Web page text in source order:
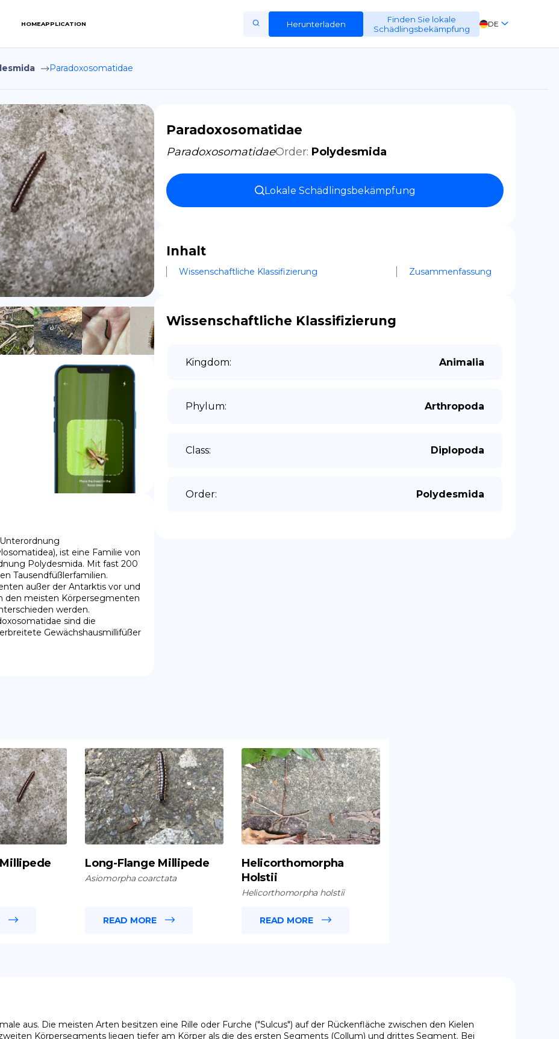
HOMEAPPLICATION Herunterladen
Finden Sie lokale
Schädlingsbekämpfung
DE
EN
Home
Application
Terms of Use
Privacy Policy
DE
EN
FR
ES
Copiright © Niro ID
Paradoxosomatidae
ist eine Familie von
Polydesmida. Mit fast 200
Tausendfüßlerfamilien.
außer der Antarktis vor und
den meisten Körpersegmenten
werden.
sind die
Gewächshausmillifüßer
Paradoxosomatidae
ParadoxosomatidaeOrder: Polydesmida
Lokale Schädlingsbekämpfung
Inhalt
Wissenschaftliche Klassifizierung Zusammenfassung
Wissenschaftliche Klassifizierung
Kingdom: Animalia
Phylum: Arthropoda
Class: Diplopoda
Order: Polydesmida
Long-Flange Millipede
Asiomorpha coarctata
READ MORE
Helicorthomorpha
Holstii
Helicorthomorpha holstii
READ MORE
aus. Die meisten Arten besitzen eine Rille oder Furche ("Sulcus") auf der Rückenfläche zwischen den Kielen
Körpersegments liegen tiefer am Körper als die des ersten Segments (Collum) und drittes Segment. Bei